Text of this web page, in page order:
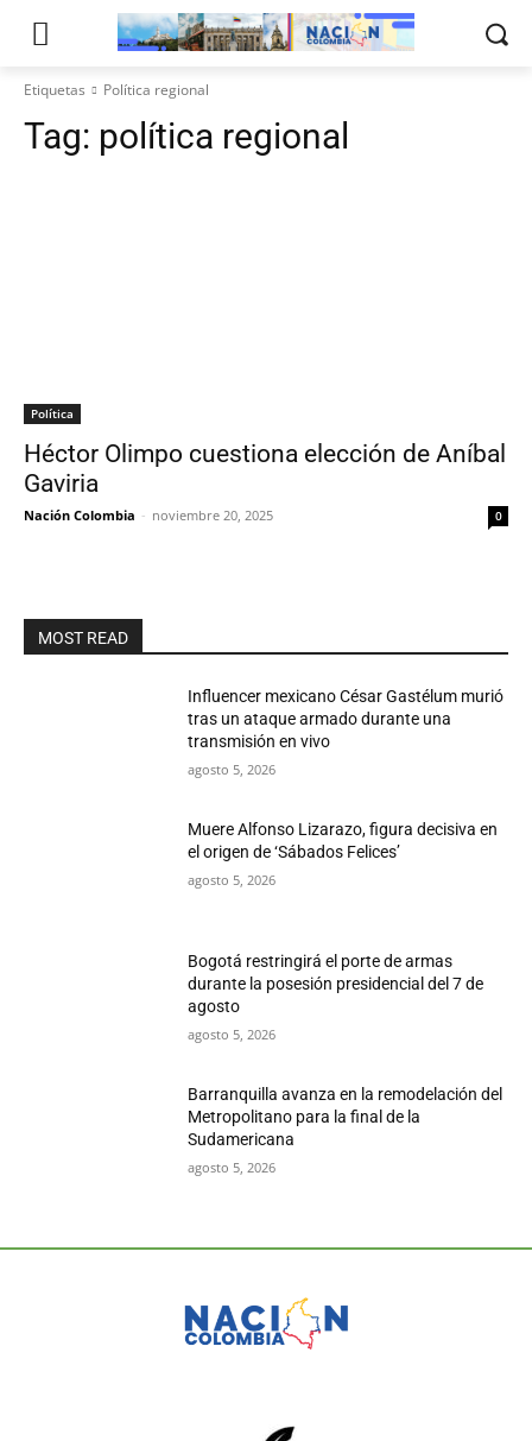
Etiquetas Política regional
Tag: política regional
Política
Héctor Olimpo cuestiona elección de Aníbal
Gaviria
Nación Colombia - noviembre 20, 2025 0
MOST READ
Influencer mexicano César Gastélum murió
tras un ataque armado durante una
transmisión en vivo
agosto 5, 2026
Muere Alfonso Lizarazo, figura decisiva en
el origen de ‘Sábados Felices’
agosto 5, 2026
Bogotá restringirá el porte de armas
durante la posesión presidencial del 7 de
agosto
agosto 5, 2026
Barranquilla avanza en la remodelación del
Metropolitano para la final de la
Sudamericana
agosto 5, 2026